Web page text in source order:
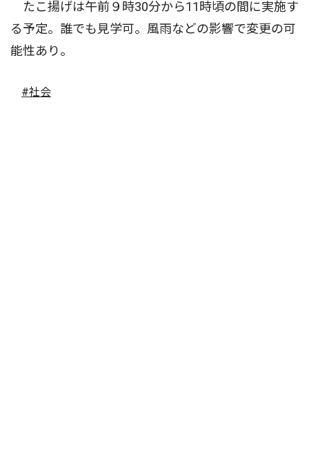
たこ揚げは午前９時30分から11時頃の間に実施す
る予定。誰でも見学可。風雨などの影響で変更の可
能性あり。
#社会